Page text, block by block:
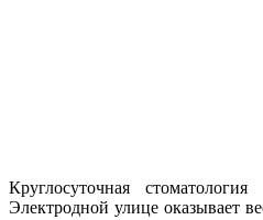
Круглосуточная
Электродной улице оказывает